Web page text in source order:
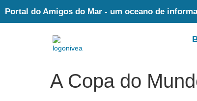
Portal do Amigos do Mar - um oceano de
A Copa do